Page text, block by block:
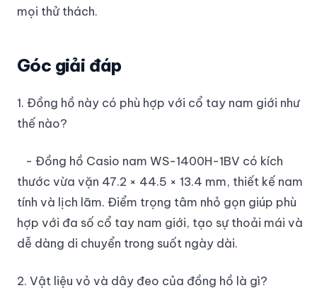
mọi thử thách.
Góc giải đáp
1. Đồng hồ này có phù hợp với cổ tay nam giới như
thế nào?
- Đồng hồ Casio nam WS-1400H-1BV có kích
thước vừa vặn 47.2 × 44.5 × 13.4 mm, thiết kế nam
tính và lịch lãm. Điểm trọng tâm nhỏ gọn giúp phù
hợp với đa số cổ tay nam giới, tạo sự thoải mái và
dễ dàng di chuyển trong suốt ngày dài.
2. Vật liệu vỏ và dây đeo của đồng hồ là gì?